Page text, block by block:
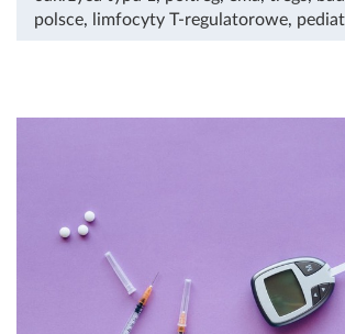
polsce, limfocyty T-regulatorowe,